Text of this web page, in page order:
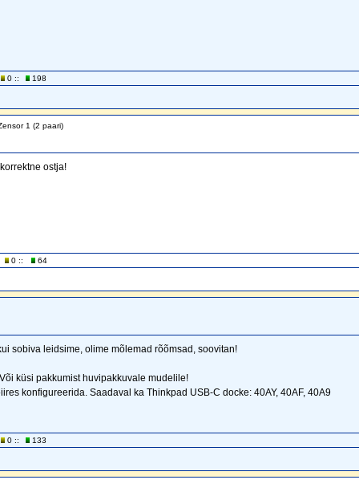
0 :: 198
1 (2 paari)
ostja!
0 :: 64
sobiva leidsime, olime mõlemad rõõmsad, soovitan!
Või küsi pakkumist huvipakkuvale mudelile!
konfigureerida. Saadaval ka Thinkpad USB-C docke: 40AY, 40AF, 40A9
0 :: 133